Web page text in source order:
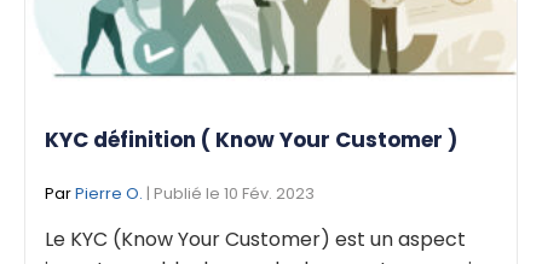
KYC définition ( Know Your Customer )
ParPierre O. | Publié le 10 Fév. 2023
Le KYC (Know Your Customer) est un aspect